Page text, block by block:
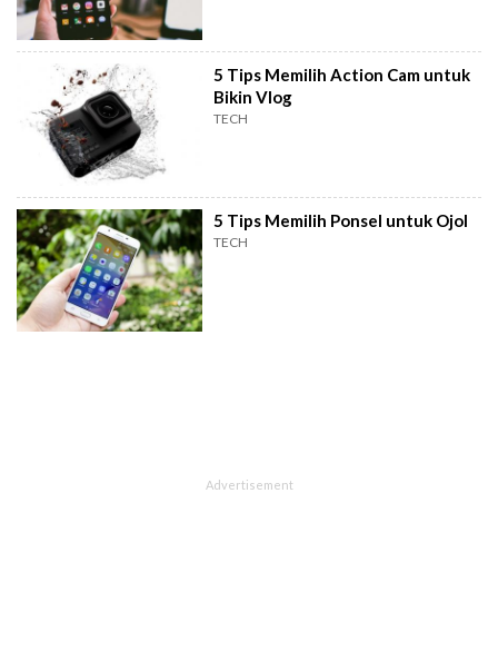
5 Tips Memilih Action Cam untuk
Bikin Vlog
TECH
5 Tips Memilih Ponsel untuk Ojol
TECH